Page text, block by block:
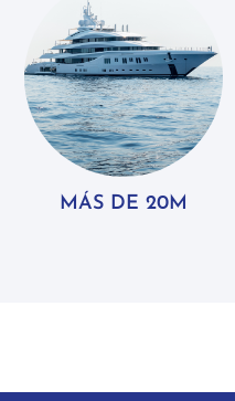
MÁS DE 20M